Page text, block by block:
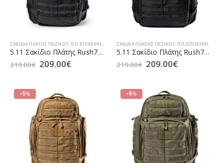
ΣΑΚΊΔΙΑ ΠΛΆΤΗΣ ΠΕΖΙΚΟΎ, 5.11,ΕΠΙΧΕΙΡΗΣΙΑΚΆ ΣΑΚΊΔΙΑ TACTICAL ,ΣΑΚΊΔΙΑ / ΣΑΚ ΒΟΥΑΓΙΆΖ
5.11 Σακίδιο Πλάτης Rush72 2.0 55lt Double Tap (56565)
219.00€ 209.00€
ΣΑΚΊΔΙΑ ΠΛΆΤΗΣ ΠΕΖΙΚΟΎ, 5.11,ΕΠΙΧΕΙΡΗΣΙΑΚΆ ΣΑΚΊΔΙΑ TACTICAL
5.11 Σακίδιο Πλάτης Rush72 2.0 55lt Black (56565)
219.00€ 209.00€
-5% -5%